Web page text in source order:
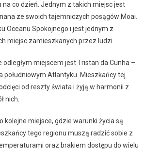
na co dzień. Jednym z takich miejsc jest
ze swoich tajemniczych posągów Moai.
Oceanu Spokojnego i jest jednym z
miejsc zamieszkanych przez ludzi.
odległym miejscem jest Tristan da Cunha –
południowym Atlantyku. Mieszkańcy tej
od reszty świata i żyją w harmonii z
nich.
kolejne miejsce, gdzie warunki życia są
tego regionu muszą radzić sobie z
oraz brakiem dostępu do wielu